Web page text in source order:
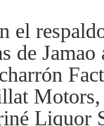
el
de
Liquor